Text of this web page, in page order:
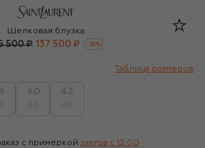
Saint Laurent
Шелковая блузка
500 ₽ 137 500 ₽ -30%
Таблица размеров
с примеркой завтра c 12:00